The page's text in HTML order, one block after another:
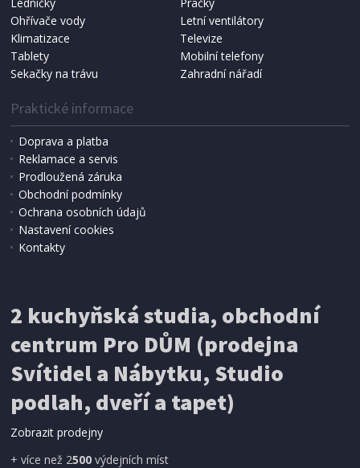
NÁHRADNÍ SÁČKY DO VYSAVAČE
Koma KRA-SB02S (Multi Bag, S-BAG SMS)
199 Kč Přidat do košíku
SÍŤ PROTI HMYZU
ProGarden KO-CY5910600 Síť proti hmyzu do
dveří magnetická 210 x 100 cm
Ohřívače vody
Letní ventilátory
Klimatizace
Televize
Tablety
Mobilní telefony
Sekačky na trávu
Zahradní nářadí
Praktické informace
Doprava a platba
Reklamace a servis
Prodloužená záruka
Obchodní podmínky
Ochrana osobních údajů
Nastavení cookies
Kontakty
2 kuchyňská studia, obchodní
centrum Pro DŮM (prodejna
Svítidel a Nábytku, Studio
podlah, dveří a tapet)
Zobrazit prodejny
+ více než 2500 výdejních míst